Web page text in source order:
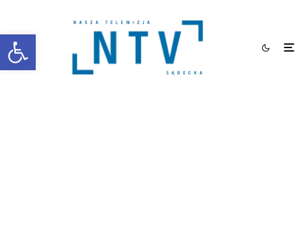
Otwórz pasek narzędzi